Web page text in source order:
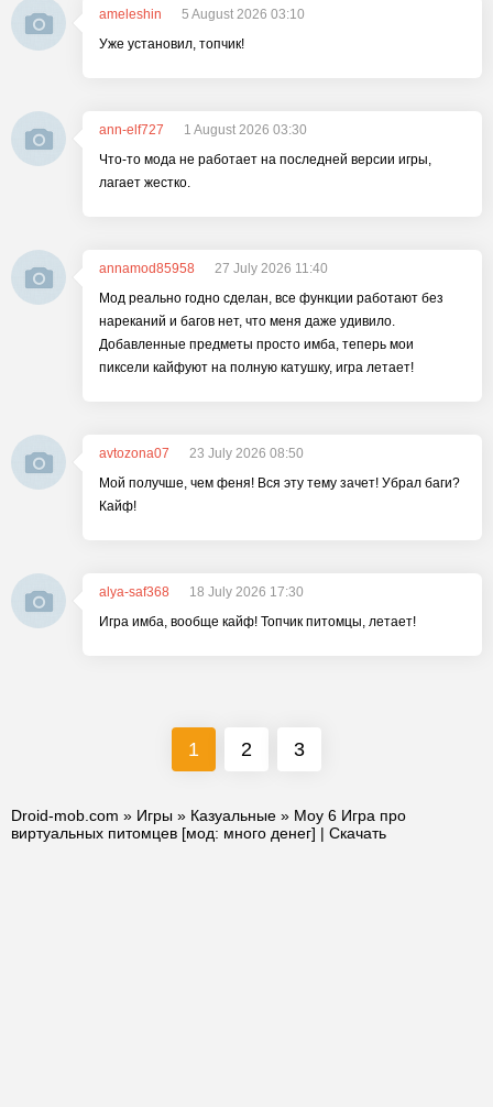
ameleshin
5 August 2026 03:10
Уже установил, топчик!
ann-elf727
1 August 2026 03:30
Что-то мода не работает на последней версии игры,
лагает жестко.
annamod85958
27 July 2026 11:40
Мод реально годно сделан, все функции работают без
нареканий и багов нет, что меня даже удивило.
Добавленные предметы просто имба, теперь мои
пиксели кайфуют на полную катушку, игра летает!
avtozona07
23 July 2026 08:50
Мой получше, чем феня! Вся эту тему зачет! Убрал баги?
Кайф!
alya-saf368
18 July 2026 17:30
Игра имба, вообще кайф! Топчик питомцы, летает!
1 2 3
Droid-mob.com » Игры » Казуальные » Moy 6 Игра про
виртуальных питомцев [мод: много денег] | Скачать